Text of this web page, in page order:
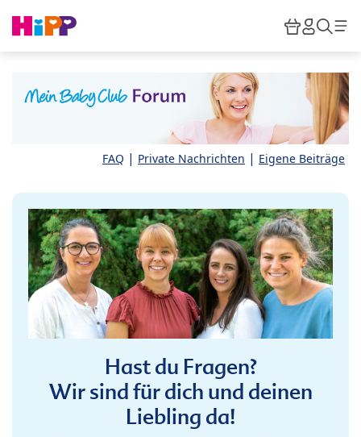
HiPP
FAQ | Private Nachrichten | Eigene Beiträge
Hast du Fragen?
Wir sind für dich und deinen
Liebling da!